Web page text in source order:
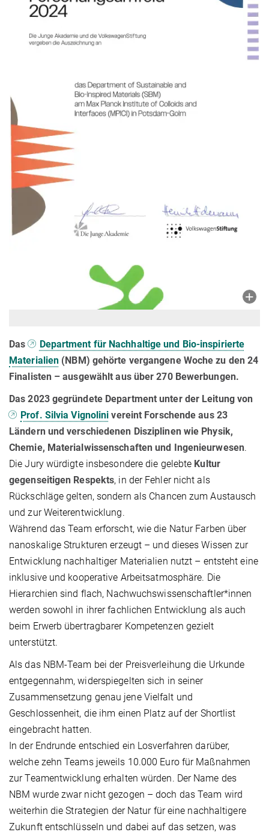
Das
Department für Nachhaltige und Bio-inspirierte
Materialien (NBM) gehörte vergangene Woche zu den 24
Finalisten – ausgewählt aus über 270 Bewerbungen.
Das 2023 gegründete Department unter der Leitung von
Prof. Silvia Vignolini vereint Forschende aus 23
Ländern und verschiedenen Disziplinen wie Physik,
Chemie, Materialwissenschaften und Ingenieurwesen.
Die Jury würdigte insbesondere die gelebte Kultur
gegenseitigen Respekts, in der Fehler nicht als
Rückschläge gelten, sondern als Chancen zum Austausch
und zur Weiterentwicklung.
Während das Team erforscht, wie die Natur Farben über
nanoskalige Strukturen erzeugt – und dieses Wissen zur
Entwicklung nachhaltiger Materialien nutzt – entsteht eine
inklusive und kooperative Arbeitsatmosphäre. Die
Hierarchien sind flach, Nachwuchswissenschaftler*innen
werden sowohl in ihrer fachlichen Entwicklung als auch
beim Erwerb übertragbarer Kompetenzen gezielt
unterstützt.
Als das NBM-Team bei der Preisverleihung die Urkunde
entgegennahm, widerspiegelten sich in seiner
Zusammensetzung genau jene Vielfalt und
Geschlossenheit, die ihm einen Platz auf der Shortlist
eingebracht hatten.
In der Endrunde entschied ein Losverfahren darüber,
welche zehn Teams jeweils 10.000 Euro für Maßnahmen
zur Teamentwicklung erhalten würden. Der Name des
NBM wurde zwar nicht gezogen – doch das Team wird
weiterhin die Strategien der Natur für eine nachhaltigere
Zukunft entschlüsseln und dabei auf das setzen, was